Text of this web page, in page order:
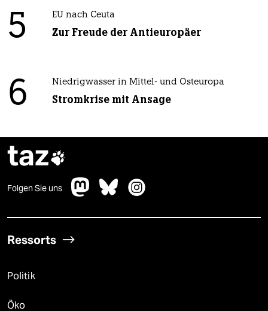
5 EU nach Ceuta
Zur Freude der Antieuropäer
6 Niedrigwasser in Mittel- und Osteuropa
Stromkrise mit Ansage
taz
Folgen Sie uns
Ressorts
Politik
Öko